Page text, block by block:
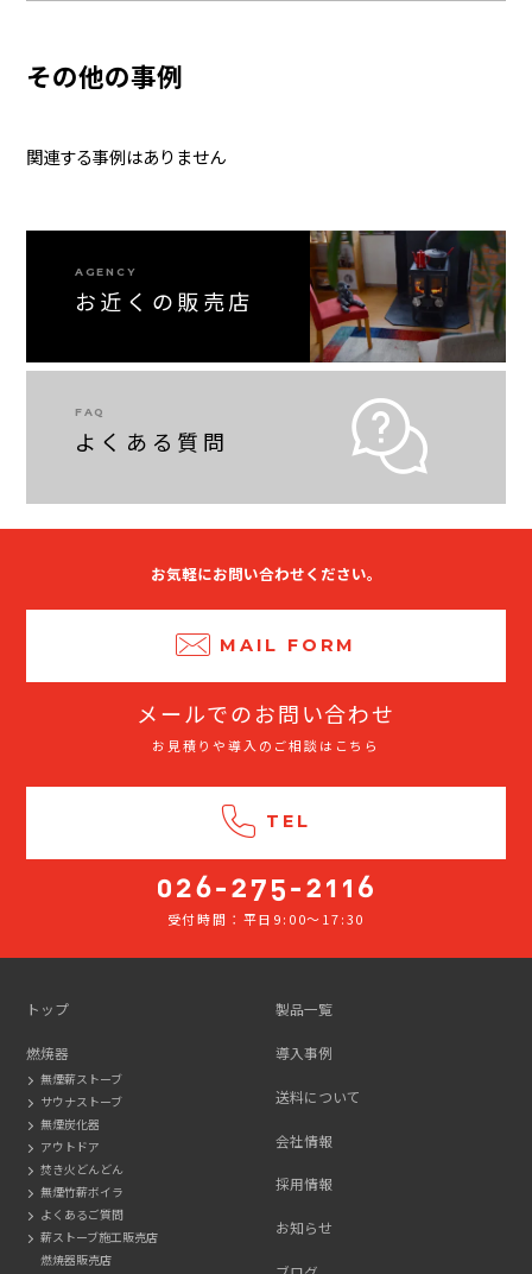
その他の事例
関連する事例はありません
AGENCY
お近くの販売店
FAQ
よくある質問
お気軽にお問い合わせください。
MAIL FORM
メールでのお問い合わせ
お見積りや導入のご相談はこちら
TEL
受付時間：平日9:00～17:30
トップ
燃焼器
無煙薪ストーブ
サウナストーブ
無煙炭化器
アウトドア
焚き火どんどん
無煙竹薪ボイラ
よくあるご質問
薪ストーブ施工販売店
燃焼器販売店
製品一覧
導入事例
送料について
会社情報
採用情報
お知らせ